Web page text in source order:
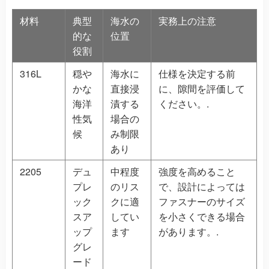
材料
典型
的な
役割
海水の
位置
実務上の注意
316L
穏や
かな
海洋
性気
候
海水に
直接浸
漬する
場合の
み制限
あり
仕様を決定する前
に、隙間を評価して
ください。.
2205
デュ
プレ
ック
スア
ップ
グレ
ード
中程度
のリス
クに適
してい
ます
強度を高めること
で、設計によっては
ファスナーのサイズ
を小さくできる場合
があります。.